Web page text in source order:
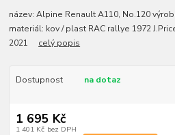
název: Alpine Renault A110, No.120
materiál: kov / plast RAC rallye 1972
2021 celý popis
Dostupnost na dotaz
1 695 Kč
1 401 Kč bez DPH